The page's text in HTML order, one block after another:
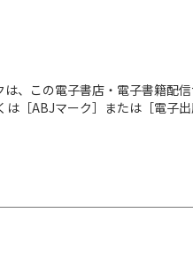
は、この電子書店・電子書籍配
は［ABJマーク］または［電子